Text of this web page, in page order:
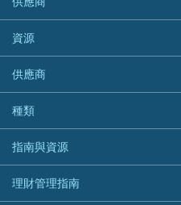
PrimeCredit 安信信貸
Promise 邦民日本財務
Rabbit Credit月兔信貸
Standard Chartered 渣打銀行
UA 亞洲聯合財務
WeLab Bank
WeLend 貸款
酒店信用卡
SIM
Airwallex信用卡
年金資訊
樓宇火險
越南旅遊保險及資訊
澳洲旅遊保險及資訊
長者嘆世界
家庭親子遊
自駕遊比較
相機有得保
專為孕婦設計的最佳旅遊保險
Avo
中國銀行
Bolttech 保特
Blue Cross 藍十字
中國平安
HSBC滙豐銀行
Allianz安聯汽車保險
bolttech保障汽車保險
Zurich蘇黎世汽車保險
QBE昆士蘭汽車保險
平安汽車保險
IB盈透證券
老虎證券
uSMART 盈立證券
華盛証券
長橋證券
WeBull微牛證券
漲樂全球通｜華泰國際
OSL
富途牛牛好唔好？
Webull微牛證券好唔好？
Longbridge長橋證券好唔好？
老虎證券好唔好？
華盛証券好唔好？
漲樂全球通好唔好？
IB盈透證券好唔好？
盈立證券 uSMART 好唔好？
資源
股票戶口開戶
證券行邊間好？
港股5隻高息ETF精選
什麼是ETF？
香港30大高息股排行
黃金ETF懶人包
供應商
銀行戶口比較
尊尚銀行戶口
Citi Plus
中信銀行inMotion
Airwallex銀行
種類
定期存款
港元定存
人民幣定存
指南與資源
理財資訊
理財管理指南